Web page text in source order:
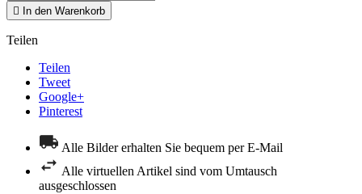
 In den Warenkorb
Teilen
Teilen
Tweet
Google+
Pinterest
Alle Bilder erhalten Sie bequem per E-Mail
Alle virtuellen Artikel sind vom Umtausch
ausgeschlossen